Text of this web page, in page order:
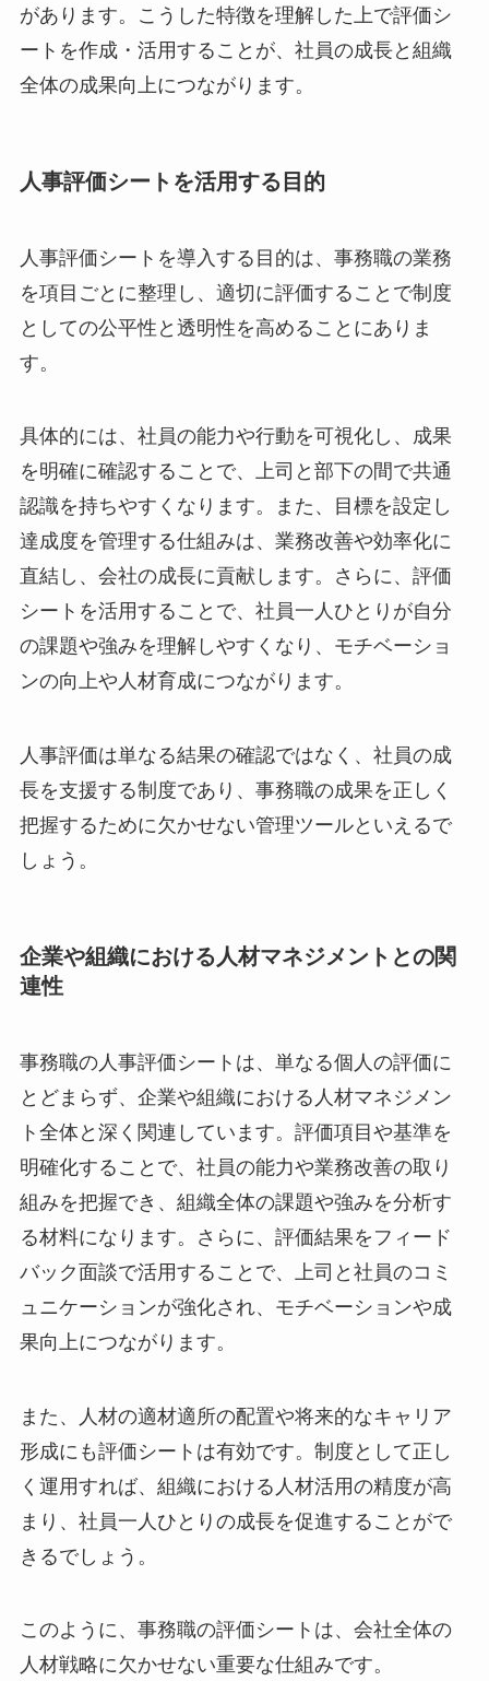
があります。こうした特徴を理解した上で評価シ
ートを作成・活用することが、社員の成長と組織
全体の成果向上につながります。
人事評価シートを活用する目的
人事評価シートを導入する目的は、事務職の業務
を項目ごとに整理し、適切に評価することで制度
としての公平性と透明性を高めることにありま
す。
具体的には、社員の能力や行動を可視化し、成果
を明確に確認することで、上司と部下の間で共通
認識を持ちやすくなります。また、目標を設定し
達成度を管理する仕組みは、業務改善や効率化に
直結し、会社の成長に貢献します。さらに、評価
シートを活用することで、社員一人ひとりが自分
の課題や強みを理解しやすくなり、モチベーショ
ンの向上や人材育成につながります。
人事評価は単なる結果の確認ではなく、社員の成
長を支援する制度であり、事務職の成果を正しく
把握するために欠かせない管理ツールといえるで
しょう。
企業や組織における人材マネジメントとの関
連性
事務職の人事評価シートは、単なる個人の評価に
とどまらず、企業や組織における人材マネジメン
ト全体と深く関連しています。評価項目や基準を
明確化することで、社員の能力や業務改善の取り
組みを把握でき、組織全体の課題や強みを分析す
る材料になります。さらに、評価結果をフィード
バック面談で活用することで、上司と社員のコミ
ュニケーションが強化され、モチベーションや成
果向上につながります。
また、人材の適材適所の配置や将来的なキャリア
形成にも評価シートは有効です。制度として正し
く運用すれば、組織における人材活用の精度が高
まり、社員一人ひとりの成長を促進することがで
きるでしょう。
このように、事務職の評価シートは、会社全体の
人材戦略に欠かせない重要な仕組みです。